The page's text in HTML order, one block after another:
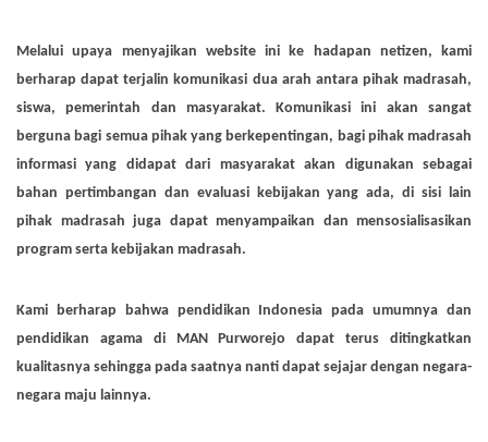
Melalui upaya menyajikan website ini ke hadapan netizen, kami
berharap dapat terjalin komunikasi dua arah antara pihak madrasah,
siswa, pemerintah dan masyarakat. Komunikasi ini akan sangat
berguna bagi semua pihak yang berkepentingan, bagi pihak madrasah
informasi yang didapat dari masyarakat akan digunakan sebagai
bahan pertimbangan dan evaluasi kebijakan yang ada, di sisi lain
pihak madrasah juga dapat menyampaikan dan mensosialisasikan
program serta kebijakan madrasah.
Kami berharap bahwa pendidikan Indonesia pada umumnya dan
pendidikan agama di MAN Purworejo dapat terus ditingkatkan
kualitasnya sehingga pada saatnya nanti dapat sejajar dengan negara-
negara maju lainnya.